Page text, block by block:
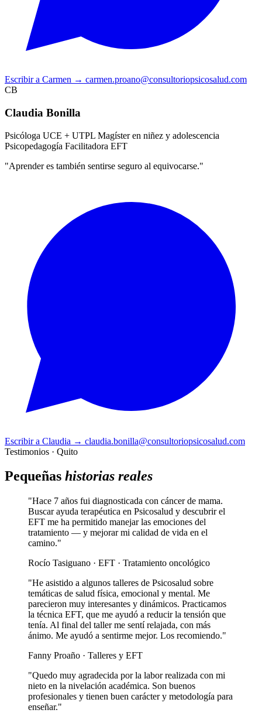
Escribir a Carmen → carmen.proano@consultoriopsicosalud.com
CB
Claudia Bonilla
Psicóloga UCE + UTPL Magíster en niñez y adolescencia
Psicopedagogía Facilitadora EFT
"Aprender es también sentirse seguro al equivocarse."
Escribir a Claudia → claudia.bonilla@consultoriopsicosalud.com
Testimonios · Quito
Pequeñas historias reales
"Hace 7 años fui diagnosticada con cáncer de mama.
Buscar ayuda terapéutica en Psicosalud y descubrir el
EFT me ha permitido manejar las emociones del
tratamiento — y mejorar mi calidad de vida en el
camino."
Rocío Tasiguano · EFT · Tratamiento oncológico
"He asistido a algunos talleres de Psicosalud sobre
temáticas de salud física, emocional y mental. Me
parecieron muy interesantes y dinámicos. Practicamos
la técnica EFT, que me ayudó a reducir la tensión que
tenía. Al final del taller me sentí relajada, con más
ánimo. Me ayudó a sentirme mejor. Los recomiendo."
Fanny Proaño · Talleres y EFT
"Quedo muy agradecida por la labor realizada con mi
nieto en la nivelación académica. Son buenos
profesionales y tienen buen carácter y metodología para
enseñar."